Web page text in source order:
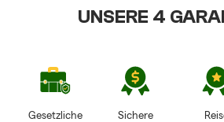
UNSERE 4
Gesetzliche
Sichere